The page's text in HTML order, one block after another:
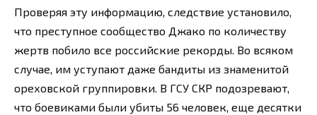
Проверяя эту информацию, следствие установило,
что преступное сообщество Джако по количеству
жертв побило все российские рекорды. Во всяком
случае, им уступают даже бандиты из знаменитой
ореховской группировки. В ГСУ СКР подозревают,
что боевиками были убиты 56 человек, еще десятки